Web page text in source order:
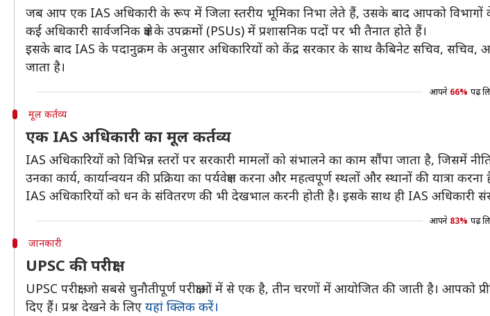
जब आप एक IAS अधिकारी के रूप में जिला स्तरीय भूमिका निभा लेते हैं, उसके बाद आपको विभागों के
कई अधिकारी सार्वजनिक क्षेत्र के उपक्रमों (PSUs) में प्रशासनिक पदों पर भी तैनात होते हैं।
इसके बाद IAS के पदानुक्रम के अनुसार अधिकारियों को केंद्र सरकार के साथ कैबिनेट सचिव,
जाता है।
आपने 66% पढ़
मूल कर्तव्य
एक IAS अधिकारी का मूल कर्तव्य
IAS अधिकारियों को विभिन्न स्तरों पर सरकारी मामलों को संभालने का काम सौंपा जाता है, जिसमें
उनका कार्य, कार्यान्वयन की प्रक्रिया का पर्यवेक्षण करना और महत्वपूर्ण स्थलों और स्थानों की यात्रा करना
IAS अधिकारियों को धन के संवितरण की भी देखभाल करनी होती है। इसके साथ ही IAS अधिकारी
आपने 83% पढ़
जानकारी
UPSC की परीक्षा
UPSC परीक्षा जो सबसे चुनौतीपूर्ण परीक्षाओं में से एक है, तीन चरणों में आयोजित की जाती है। आपको
दिए हैं। प्रश्न देखने के लिए यहां क्लिक करें।